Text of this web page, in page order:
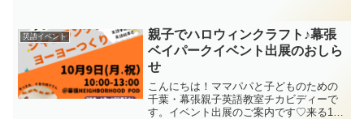
出かけるのも一苦労ですね。かと言っ
て、子どもとずっと家の中に...
英語イベント
親子でハロウィンクラフト♪幕張
ベイパークイベント出展のおしら
せ
こんにちは！ママパパと子どものための
千葉・幕張親子英語教室チカビディーで
す。イベント出展のご案内です♡来る10